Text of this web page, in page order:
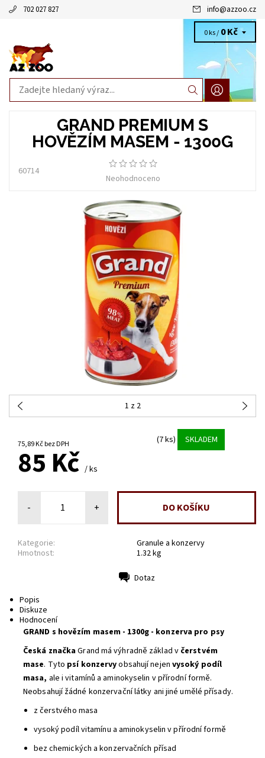
702 027 827 info@azzoo.cz
0 ks / 0 Kč
GRAND PREMIUM S
HOVĚZÍM MASEM - 1300G
60714
Neohodnoceno
1 z 2
75,89 Kč bez DPH (7 ks) SKLADEM
85 Kč / ks
- +
Kategorie:
Granule a konzervy
Hmotnost:
1.32 kg
Dotaz
Popis
Diskuze
Hodnocení
GRAND s hovězím masem - 1300g - konzerva pro psy
Česká značkaGrand má výhradně základ v čerstvém
mase. Tyto psí konzervyobsahují nejen vysoký podíl
masa, ale i vitamínů a aminokyselin v přírodní formě.
Neobsahují žádné konzervační látky ani jiné umělé přísady.
z čerstvého masa
vysoký podíl vitamínu a aminokyselin v přírodní formě
bez chemických a konzervačních přísad